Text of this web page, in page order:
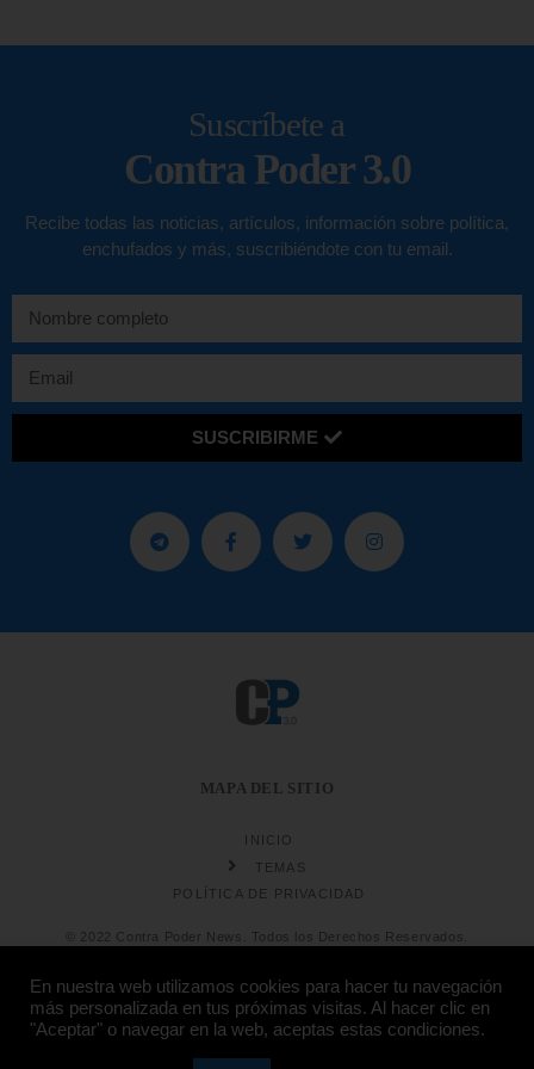
Suscríbete a
Contra Poder 3.0
Recibe todas las noticias, artículos, información sobre política,
enchufados y más, suscribiéndote con tu email.
SUSCRIBIRME
MAPA DEL SITIO
INICIO
TEMAS
POLÍTICA DE PRIVACIDAD
© 2022 Contra Poder News. Todos los Derechos Reservados.
En nuestra web utilizamos cookies para hacer tu navegación
más personalizada en tus próximas visitas. Al hacer clic en
"Aceptar" o navegar en la web, aceptas estas condiciones.